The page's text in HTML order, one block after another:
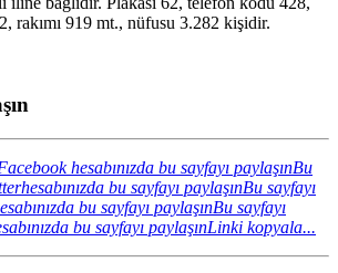
rakımı 919 mt., nüfusu 3.282 kişidir.
hesabınızda bu sayfayı paylaşınBu
bu sayfayı paylaşınBu sayfayı
bu sayfayı paylaşınBu sayfayı
bu sayfayı paylaşınLinki kopyala...